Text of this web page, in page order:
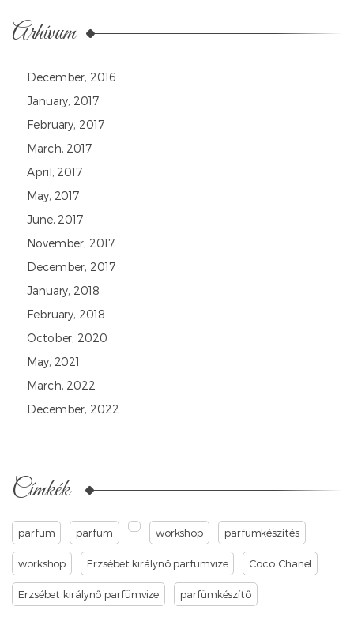
Arhívum
December, 2016
January, 2017
February, 2017
March, 2017
April, 2017
May, 2017
June, 2017
November, 2017
December, 2017
January, 2018
February, 2018
October, 2020
May, 2021
March, 2022
December, 2022
Címkék
parfüm parfüm workshop parfümkészítés
workshop Erzsébet királynő parfümvize Coco Chanel
Erzsébet királynő parfümvize parfümkészítő